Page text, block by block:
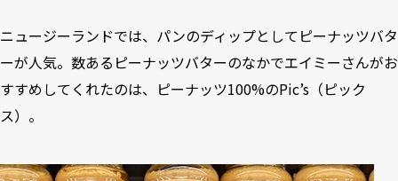
ニュージーランドでは、パンのディップとしてピーナッツバタ
ーが人気。数あるピーナッツバターのなかでエイミーさんがお
すすめしてくれたのは、ピーナッツ100%のPic’s（ピック
ス）。